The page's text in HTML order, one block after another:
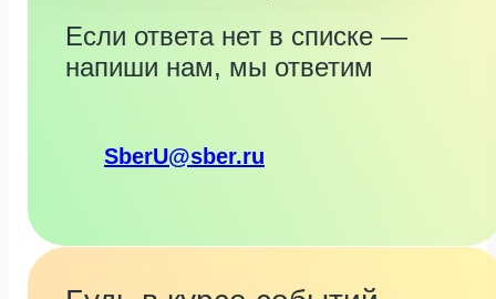
Если ответа нет в списке —
напиши нам, мы ответим
SberU@sber.ru